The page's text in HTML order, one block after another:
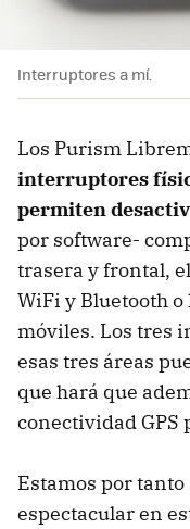
Interruptores a mí.
Los Purism
interruptores
permiten
por software-
trasera y frontal,
WiFi y Bluetooth
móviles. Los tres
esas tres áreas
que hará que
conectividad
Estamos por
espectacular en